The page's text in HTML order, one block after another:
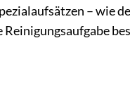
– wie